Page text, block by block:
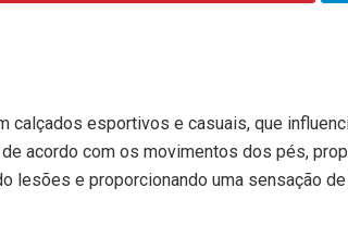
esportivos e casuais, que
acordo com os movimentos dos pés,
lesões e proporcionando uma sensação